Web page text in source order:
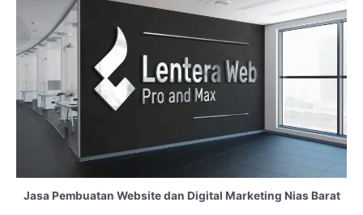
Jasa Pembuatan Website dan Digital Marketing Nias Barat